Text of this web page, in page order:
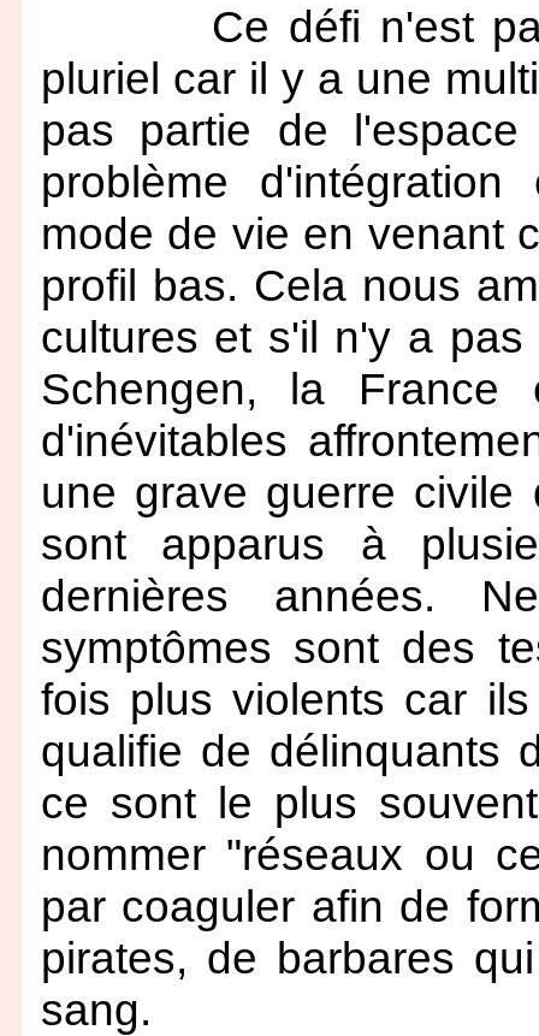
Ce défi n'est pas
pluriel car il y a une
pas partie de
problème
mode de vie en venant
profil bas. Cela nous
cultures et s'il n'y a
Schengen, la
d'inévitables
une grave guerre civile
sont apparus à
dernières années.
symptômes sont des
fois plus violents car
qualifie de délinquants
ce sont le plus
nommer "réseaux ou
par coaguler afin de
pirates, de barbares
sang.